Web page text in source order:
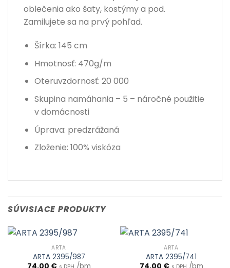
oblečenia ako šaty, kostýmy a pod.
Zamilujete sa na prvý pohľad.
Šírka: 145 cm
Hmotnosť: 470g/m
Oteruvzdornosť: 20 000
Skupina namáhania – 5 – náročné použitie
v domácnosti
Úprava: predzrážaná
Zloženie: 100% viskóza
SÚVISIACE PRODUKTY
ARTA
ARTA 2395/987
ARTA
ARTA 2395/741